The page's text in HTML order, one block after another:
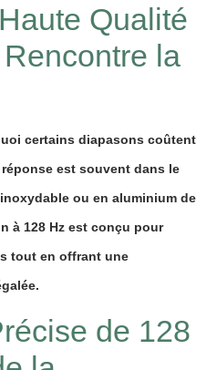
Qualité
Rencontre la
certains diapasons coûtent
est souvent dans le
ou en aluminium de
à 128 Hz est conçu pour
tout en offrant une
de 128